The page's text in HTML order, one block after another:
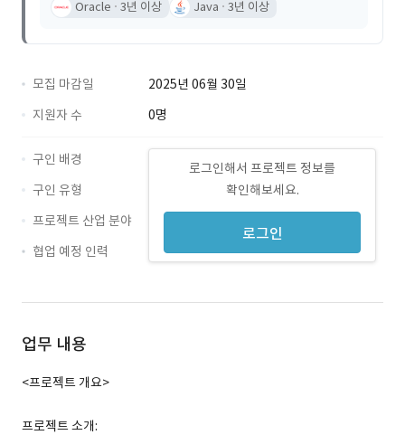
Oracle
3년 이상 Java 3년 이상
모집 마감일
2025년 06월 30일
지원자 수
0명
로그인해서 프로젝트 정보를
확인해보세요.
로그인
구인 배경
구인 유형
프로젝트 산업 분야
협업 예정 인력
업무 내용
<프로젝트 개요>
프로젝트 소개: